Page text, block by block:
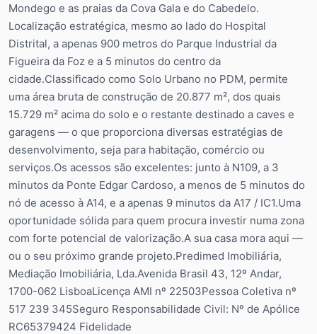
Mondego e as praias da Cova Gala e do Cabedelo.
Localização estratégica, mesmo ao lado do Hospital
Distrital, a apenas 900 metros do Parque Industrial da
Figueira da Foz e a 5 minutos do centro da
cidade.Classificado como Solo Urbano no PDM, permite
uma área bruta de construção de 20.877 m², dos quais
15.729 m² acima do solo e o restante destinado a caves e
garagens — o que proporciona diversas estratégias de
desenvolvimento, seja para habitação, comércio ou
serviços.Os acessos são excelentes: junto à N109, a 3
minutos da Ponte Edgar Cardoso, a menos de 5 minutos do
nó de acesso à A14, e a apenas 9 minutos da A17 / IC1.Uma
oportunidade sólida para quem procura investir numa zona
com forte potencial de valorização.A sua casa mora aqui —
ou o seu próximo grande projeto.Predimed Imobiliária,
Mediação Imobiliária, Lda.Avenida Brasil 43, 12º Andar,
1700-062 LisboaLicença AMI nº 22503Pessoa Coletiva nº
517 239 345Seguro Responsabilidade Civil: Nº de Apólice
RC65379424 Fidelidade